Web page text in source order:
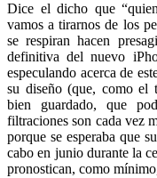
Dice el dicho que
vamos a tirarnos de los
se respiran hacen
definitiva del nuevo
especulando acerca de
su diseño (que, como el
bien guardado, que
filtraciones son cada vez
porque se esperaba que
cabo en junio durante la
pronostican, como